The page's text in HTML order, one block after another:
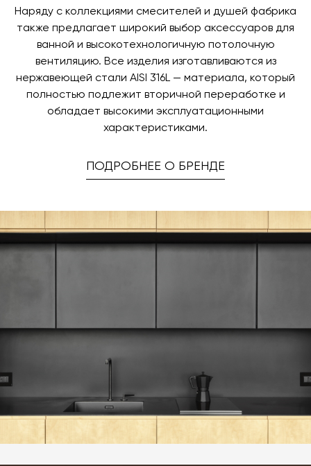
Наряду с коллекциями смесителей и душей фабрика
также предлагает широкий выбор аксессуаров для
ванной и высокотехнологичную потолочную
вентиляцию. Все изделия изготавливаются из
нержавеющей стали AISI 316L — материала, который
полностью подлежит вторичной переработке и
обладает высокими эксплуатационными
характеристиками.
ПОДРОБНЕЕ О БРЕНДЕ